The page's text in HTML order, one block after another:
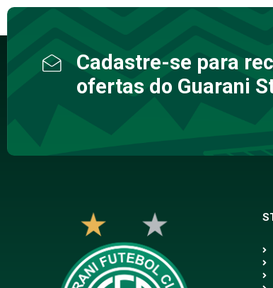
Cadastre-se para
ofertas do Guarani